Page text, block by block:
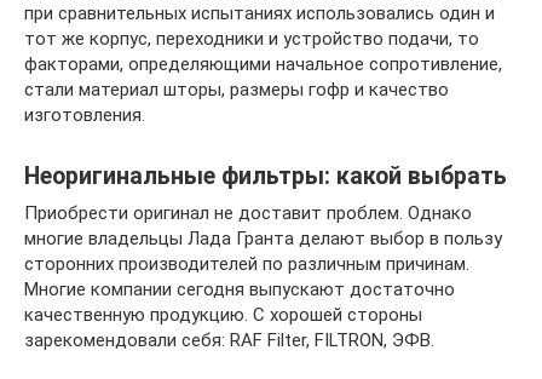
при сравнительных испытаниях использовались один и
тот же корпус, переходники и устройство подачи, то
факторами, определяющими начальное сопротивление,
стали материал шторы, размеры гофр и качество
изготовления.
Неоригинальные фильтры: какой выбрать
Приобрести оригинал не доставит проблем. Однако
многие владельцы Лада Гранта делают выбор в пользу
сторонних производителей по различным причинам.
Многие компании сегодня выпускают достаточно
качественную продукцию. С хорошей стороны
зарекомендовали себя: RAF Filter, FILTRON, ЭФВ.